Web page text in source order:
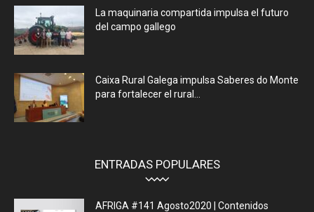
La maquinaria compartida impulsa el futuro
del campo gallego
Caixa Rural Galega impulsa Saberes do Monte
para fortalecer el rural...
ENTRADAS POPULARES
AFRIGA #141 Agosto2020 | Contenidos